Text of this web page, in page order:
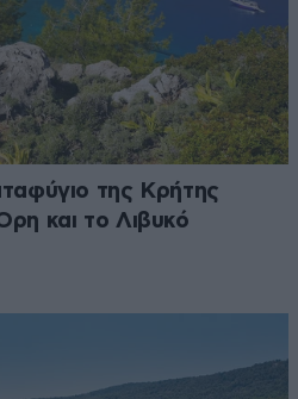
της Κρήτης
και το Λιβυκό